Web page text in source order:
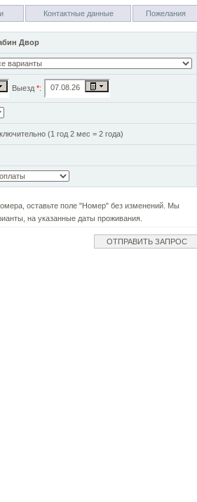
Контактные данные Пожелания
Двор
Выезд *:
(1 год 2 мес = 2 года)
оставьте поле "Номер" без изменений. Мы
на указанные даты проживания.